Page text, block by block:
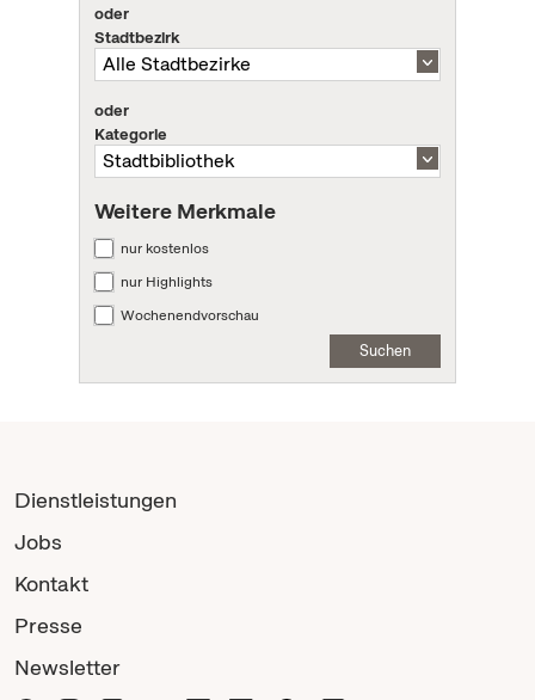
oder
Stadtbezirk
oder
Kategorie
Weitere Merkmale
nur kostenlos
nur Highlights
Wochenendvorschau
Suchen
Dienstleistungen
Jobs
Kontakt
Presse
Newsletter